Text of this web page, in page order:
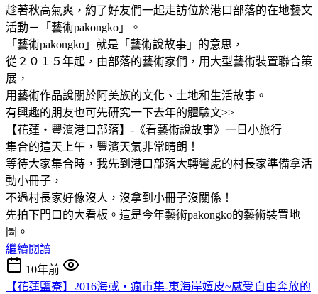
趁著秋高氣爽，約了好友們一起走訪位於港口部落的在地藝文
活動－「藝術pakongko」。
「藝術pakongko」就是「藝術說故事」的意思，
從２０１５年起，由部落的藝術家們，用大型藝術裝置聯合策
展，
用藝術作品說關於阿美族的文化、土地和生活故事。
有興趣的朋友也可先研究一下去年的體驗文>>
【花蓮‧豐濱港口部落】-《看藝術說故事》一日小旅行
集合的這天上午，豐濱天氣非常晴朗！
等待大家集合時，我先到港口部落大轉彎處的村長家準備拿活
動小冊子，
不過村長家好像沒人，沒拿到小冊子沒關係！
先拍下門口的大看板。這是今年藝術pakongko的藝術裝置地
圖。
繼續閱讀
10年前
【花蓮鹽寮】2016海或‧瘋市集-東海岸嬉皮~感受自由奔放的